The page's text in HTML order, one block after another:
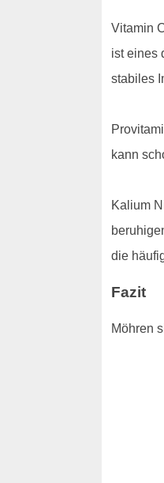
Vitamin
ist eines
stabiles
kann
Kalium
die
Fazit
Möhren